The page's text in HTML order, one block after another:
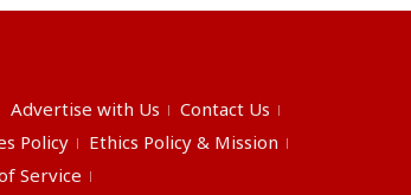
Advertise with Us
Contact Us
Policy
Ethics Policy & Mission
Service